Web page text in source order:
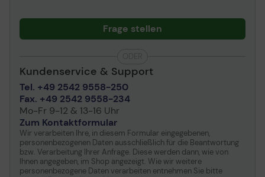
Frage stellen
Kundenservice & Support
Tel. +49 2542 9558-250
Fax. +49 2542 9558-234
Mo-Fr 9-12 & 13-16 Uhr
Zum Kontaktformular
Wir verarbeiten Ihre, in diesem Formular eingegebenen,
personenbezogenen Daten ausschließlich für die Beantwortung
bzw. Verarbeitung Ihrer Anfrage. Diese werden dann, wie von
Ihnen angegeben, im Shop angezeigt. Wie wir weitere
personenbezogene Daten verarbeiten entnehmen Sie bitte